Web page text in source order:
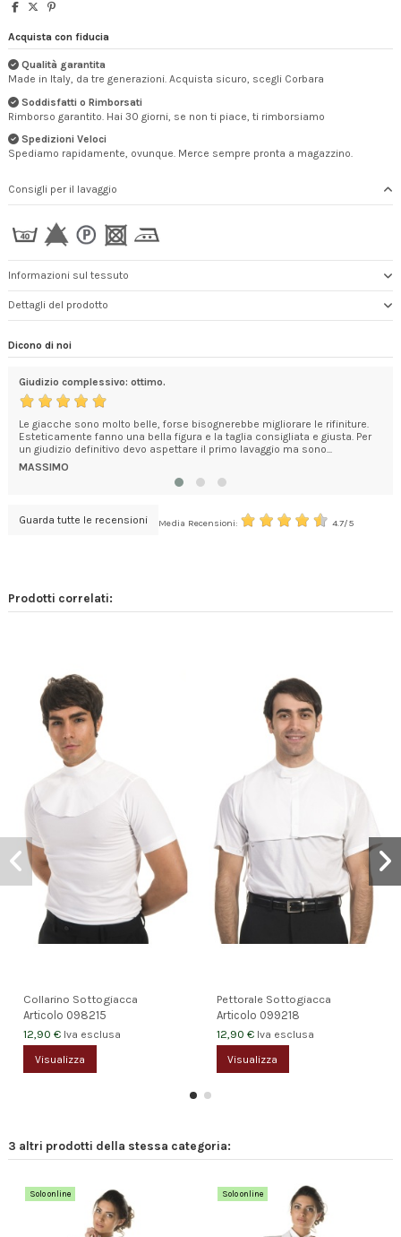
Acquista con fiducia
Qualità garantita
Made in Italy, da tre generazioni. Acquista sicuro, scegli Corbara
Soddisfatti o Rimborsati
Rimborso garantito. Hai 30 giorni, se non ti piace, ti rimborsiamo
Spedizioni Veloci
Spediamo rapidamente, ovunque. Merce sempre pronta a magazzino.
Consigli per il lavaggio
Informazioni sul tessuto
Dettagli del prodotto
Dicono di noi
Giudizio complessivo: ottimo.
Le giacche sono molto belle, forse bisognerebbe migliorare le rifiniture.
Esteticamente fanno una bella figura e la taglia consigliata e giusta. Per
un giudizio definitivo devo aspettare il primo lavaggio ma sono...
MASSIMO
Guarda tutte le recensioni Media Recensioni: 4.7/5
Prodotti correlati:
Collarino Sottogiacca
Articolo 098215
12,90 € Iva esclusa
Visualizza
Pettorale Sottogiacca
Articolo 099218
12,90 € Iva esclusa
Visualizza
3 altri prodotti della stessa categoria:
Solo online Solo online